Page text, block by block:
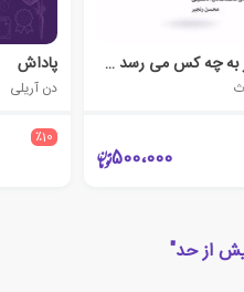
چه چیز به چه کس می رسد چرا
500،000
پاداش
دن آریلی
٪10
از حد"